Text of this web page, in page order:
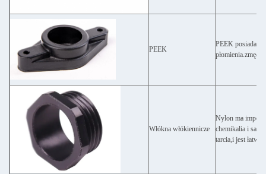
PEEK
PEEK posiada
Włókna włókiennicze
Nylon ma
chemikalia i
tarcia,i jest